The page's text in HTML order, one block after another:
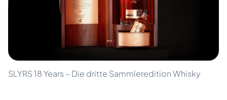
SLYRS 18 Years – Die dritte Sammleredition Whisky